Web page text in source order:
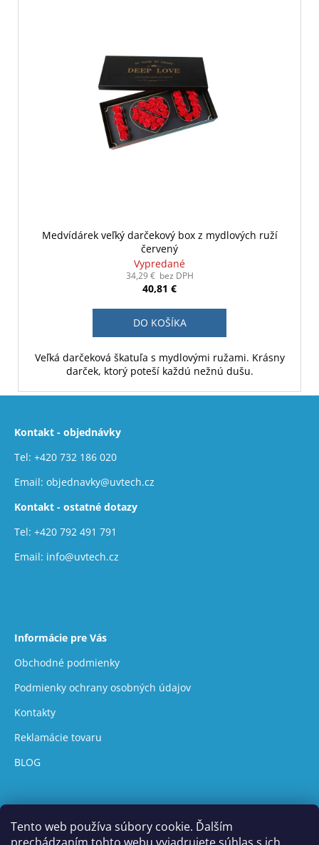
Tento web používa súbory cookie. Ďalším
Medvídárek veľký darčekový box z mydlových ruží
červený
Vypredané
34,29 € bez DPH
40,81 €
DO KOŠÍKA
Veľká darčeková škatuľa s mydlovými ružami. Krásny
darček, ktorý poteší každú nežnú dušu.
Z
Kontakt - objednávky
Tel: +420 732 186 020
Email: objednavky@uvtech.cz
Kontakt - ostatné dotazy
Tel: +420 792 491 791
Email: info@uvtech.cz
Informácie pre Vás
Obchodné podmienky
Podmienky ochrany osobných údajov
Kontakty
Reklamácie tovaru
BLOG